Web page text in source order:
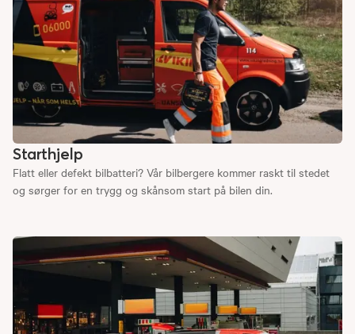
Starthjelp
Flatt eller defekt bilbatteri? Vår bilbergere kommer raskt til stedet
og sørger for en trygg og skånsom start på bilen din.